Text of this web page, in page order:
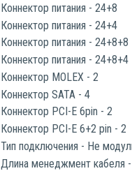
Коннектор питания - 24+8
Коннектор питания - 24+4
Коннектор питания - 24+8+8
Коннектор питания - 24+8+4
Коннектор MOLEX - 2
Коннектор SATA - 4
Коннектор PCI-E 6pin - 2
Коннектор PCI-E 6+2 pin - 2
Тип подключения - Не
Длина менеджмент кабеля